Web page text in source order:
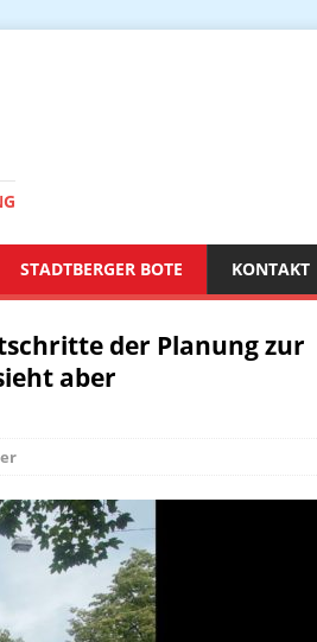
STADTBERGER BOTE KONTAKT
der Planung zur
aber